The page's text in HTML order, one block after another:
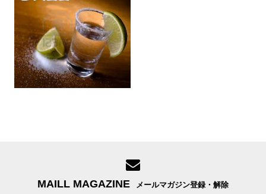
MAILL MAGAZINE メールマガジン登録・解除